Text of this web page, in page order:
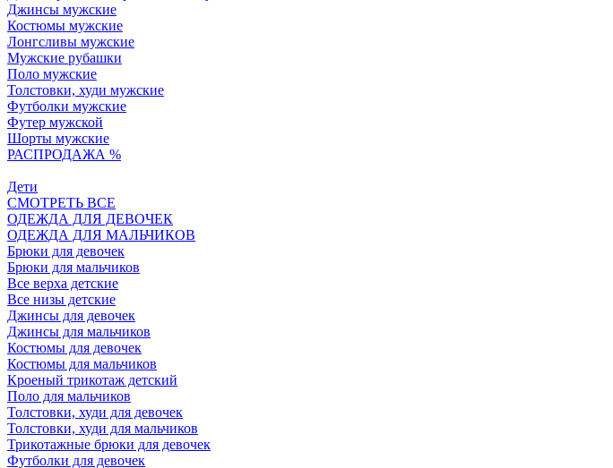
Джинсы мужские
Костюмы мужские
Лонгсливы мужские
Мужские рубашки
Поло мужские
Толстовки, худи мужские
Футболки мужские
Футер мужской
Шорты мужские
РАСПРОДАЖА %
Дети
СМОТРЕТЬ ВСЕ
ОДЕЖДА ДЛЯ ДЕВОЧЕК
ОДЕЖДА ДЛЯ МАЛЬЧИКОВ
Брюки для девочек
Брюки для мальчиков
Все верха детские
Все низы детские
Джинсы для девочек
Джинсы для мальчиков
Костюмы для девочек
Костюмы для мальчиков
Кроеный трикотаж детский
Поло для мальчиков
Толстовки, худи для девочек
Толстовки, худи для мальчиков
Трикотажные брюки для девочек
Футболки для девочек